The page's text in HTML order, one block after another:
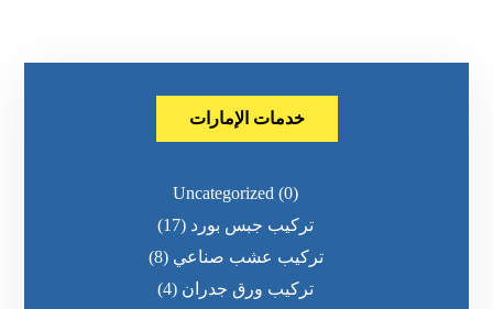
خدمات الإمارات
Uncategorized (0)
تركيب جبس بورد (17)
تركيب عشب صناعي (8)
تركيب ورق جدران (4)